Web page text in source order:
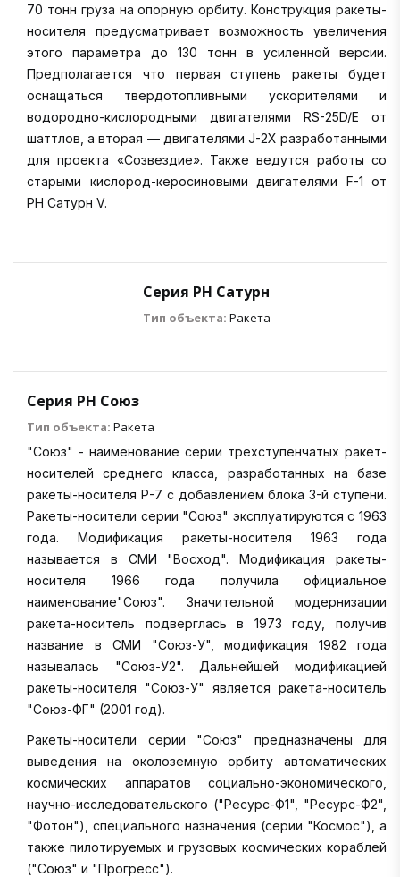
70 тонн груза на опорную орбиту. Конструкция ракеты-
носителя предусматривает возможность увеличения
этого параметра до 130 тонн в усиленной версии.
Предполагается что первая ступень ракеты будет
оснащаться твердотопливными ускорителями и
водородно-кислородными двигателями RS-25D/E от
шаттлов, а вторая — двигателями J-2X разработанными
для проекта «Созвездие». Также ведутся работы со
старыми кислород-керосиновыми двигателями F-1 от
РН Сатурн V.
Серия РН Сатурн
Тип объекта: Ракета
Серия РН Союз
Тип объекта: Ракета
"Союз" - наименование серии трехступенчатых ракет-
носителей среднего класса, разработанных на базе
ракеты-носителя Р-7 с добавлением блока 3-й ступени.
Ракеты-носители серии "Союз" эксплуатируются с 1963
года. Модификация ракеты-носителя 1963 года
называется в СМИ "Восход". Модификация ракеты-
носителя 1966 года получила официальное
наименование"Союз". Значительной модернизации
ракета-носитель подверглась в 1973 году, получив
название в СМИ "Союз-У", модификация 1982 года
называлась "Союз-У2". Дальнейшей модификацией
ракеты-носителя "Союз-У" является ракета-носитель
"Союз-ФГ" (2001 год).
Ракеты-носители серии "Союз" предназначены для
выведения на околоземную орбиту автоматических
космических аппаратов социально-экономического,
научно-исследовательского ("Ресурс-Ф1", "Ресурс-Ф2",
"Фотон"), специального назначения (серии "Космос"), а
также пилотируемых и грузовых космических кораблей
("Союз" и "Прогресс").